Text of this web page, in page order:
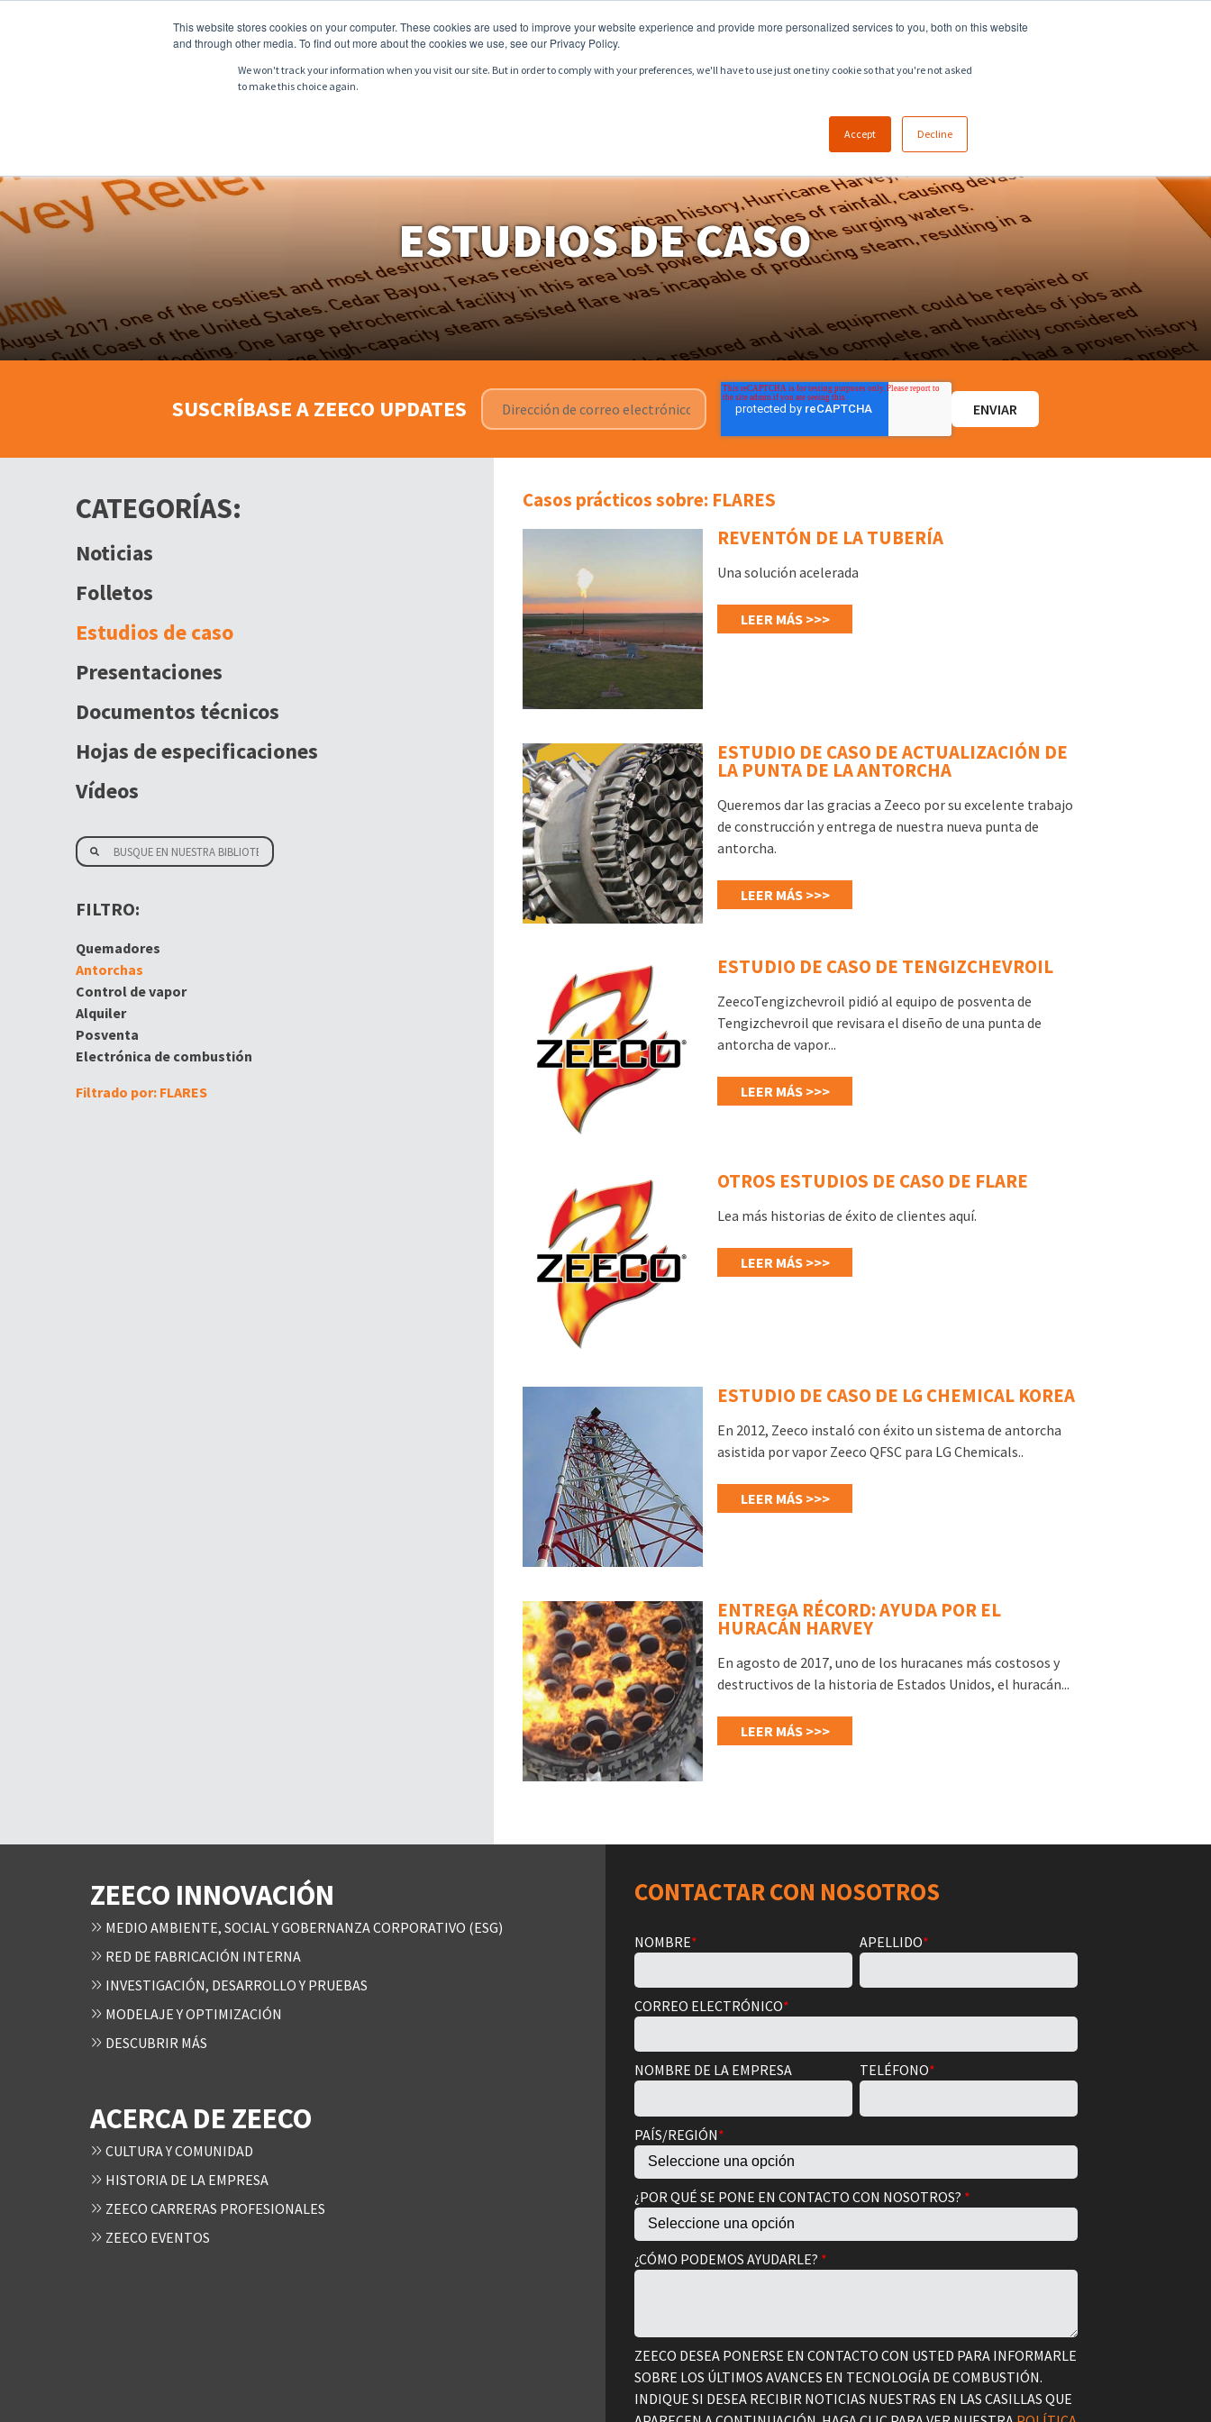
This website stores cookies on your computer. These cookies are used to improve your website experience and provide more personalized services to you, both on this website
and through other media. To find out more about the cookies we use, see our Privacy Policy.
We won't track your information when you visit our site. But in order to comply with your preferences, we'll have to use just one tiny cookie so that you're not asked
to make this choice again.
Accept Decline
CARRERA
ESTUDIOS DE CASO
SUSCRÍBASE A ZEECO UPDATES
CATEGORÍAS:
Noticias
Folletos
Estudios de caso
Presentaciones
Documentos técnicos
Hojas de especificaciones
Vídeos
FILTRO:
Quemadores
Antorchas
Control de vapor
Alquiler
Posventa
Electrónica de combustión
Filtrado por: FLARES
Casos prácticos sobre: FLARES
REVENTÓN DE LA TUBERÍA
Una solución acelerada
LEER MÁS >>>
ESTUDIO DE CASO DE ACTUALIZACIÓN DE
LA PUNTA DE LA ANTORCHA
Queremos dar las gracias a Zeeco por su excelente trabajo
de construcción y entrega de nuestra nueva punta de
antorcha.
LEER MÁS >>>
ESTUDIO DE CASO DE TENGIZCHEVROIL
ZeecoTengizchevroil pidió al equipo de posventa de
Tengizchevroil que revisara el diseño de una punta de
antorcha de vapor...
LEER MÁS >>>
OTROS ESTUDIOS DE CASO DE FLARE
Lea más historias de éxito de clientes aquí.
LEER MÁS >>>
ESTUDIO DE CASO DE LG CHEMICAL KOREA
En 2012, Zeeco instaló con éxito un sistema de antorcha
asistida por vapor Zeeco QFSC para LG Chemicals..
LEER MÁS >>>
ENTREGA RÉCORD: AYUDA POR EL
HURACÁN HARVEY
En agosto de 2017, uno de los huracanes más costosos y
destructivos de la historia de Estados Unidos, el huracán...
LEER MÁS >>>
ZEECO INNOVACIÓN
MEDIO AMBIENTE, SOCIAL Y GOBERNANZA CORPORATIVO (ESG)
RED DE FABRICACIÓN INTERNA
INVESTIGACIÓN, DESARROLLO Y PRUEBAS
MODELAJE Y OPTIMIZACIÓN
DESCUBRIR MÁS
ACERCA DE ZEECO
CULTURA Y COMUNIDAD
HISTORIA DE LA EMPRESA
ZEECO CARRERAS PROFESIONALES
ZEECO EVENTOS
CONTACTAR CON NOSOTROS
NOMBRE* APELLIDO*
CORREO ELECTRÓNICO*
NOMBRE DE LA EMPRESA TELÉFONO*
PAÍS/REGIÓN*
¿POR QUÉ SE PONE EN CONTACTO CON NOSOTROS? *
¿CÓMO PODEMOS AYUDARLE? *
ZEECO DESEA PONERSE EN CONTACTO CON USTED PARA INFORMARLE
SOBRE LOS ÚLTIMOS AVANCES EN TECNOLOGÍA DE COMBUSTIÓN.
INDIQUE SI DESEA RECIBIR NOTICIAS NUESTRAS EN LAS CASILLAS QUE